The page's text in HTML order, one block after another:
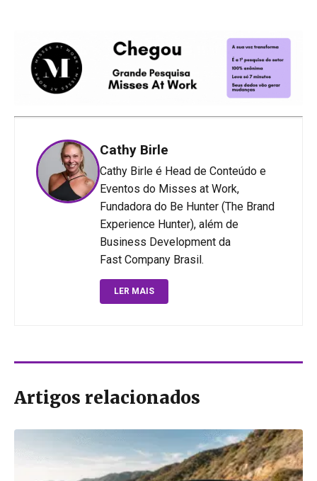
Cathy Birle
Cathy Birle é Head de Conteúdo e
Eventos do Misses at Work,
Fundadora do Be Hunter (The Brand
Experience Hunter), além de
Business Development da
Fast Company Brasil.
LER MAIS
Artigos relacionados